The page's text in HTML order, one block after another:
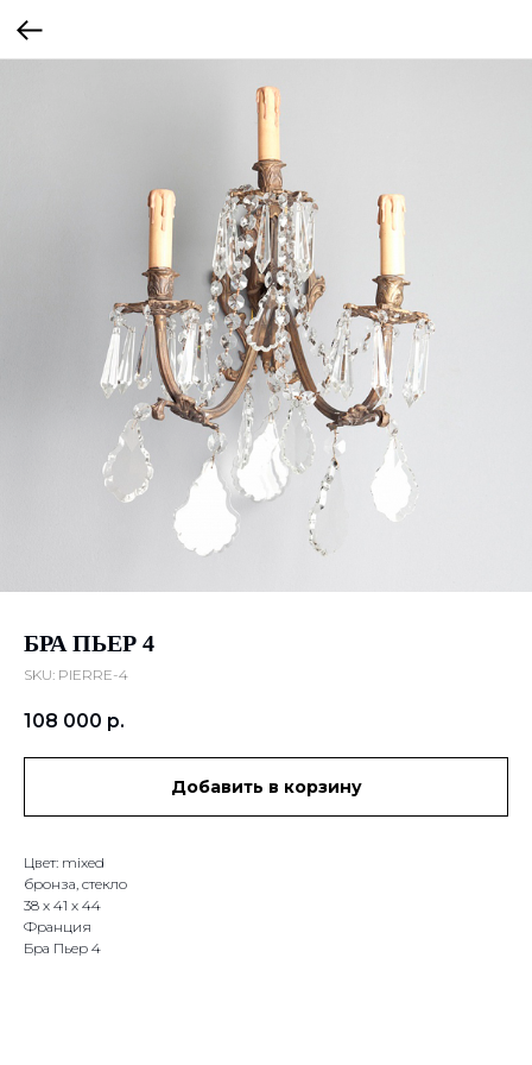
БРА ПЬЕР 4
SKU: PIERRE-4
108 000 р.
Добавить в корзину
Цвет: mixed
бронза, стекло
38 х 41 х 44
Франция
Бра Пьер 4